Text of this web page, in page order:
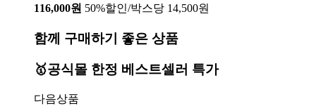
116,000원 50%할인/박스당 14,500원
함께 구매하기 좋은 상품
🥇공식몰 한정 베스트셀러 특가
다음상품